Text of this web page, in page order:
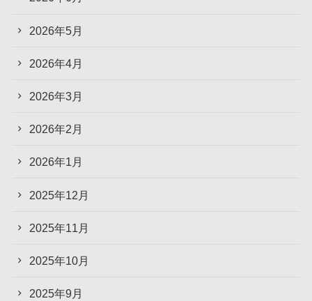
2026年5月
2026年4月
2026年3月
2026年2月
2026年1月
2025年12月
2025年11月
2025年10月
2025年9月